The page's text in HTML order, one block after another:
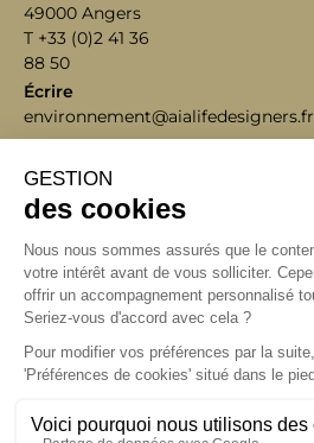
Bordeaux
Lyon
Marseille
Nantes
Paris
49000 Angers
T +33 (0)2 41 36
88 50
Écrire
environnement@aialifedesigners.fr